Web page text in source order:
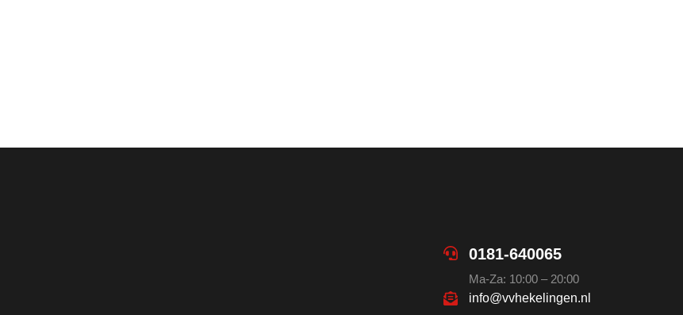
0181-640065
Ma-Za: 10:00 – 20:00
info@vvhekelingen.nl